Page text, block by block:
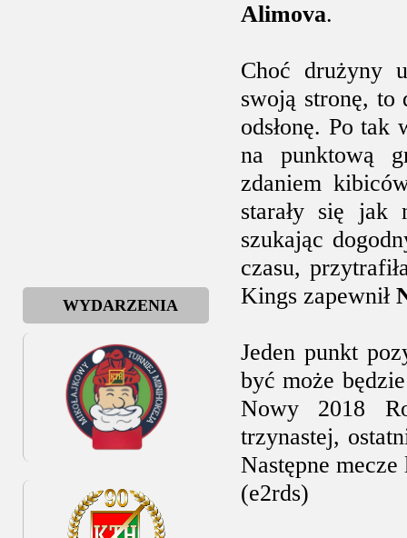
WYDARZENIA
Alimova.
Choć drużyny
swoją stronę, to
odsłonę. Po tak
na punktową
zdaniem
starały się jak
szukając
czasu,
Kings zapewnił
Jeden punkt
być może
Nowy 2018
trzynastej,
Następne
(e2rds)